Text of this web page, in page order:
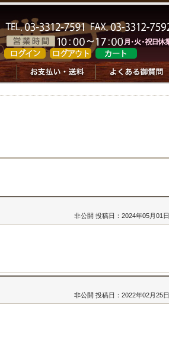
非公開 投稿日：2024年05月01日
非公開 投稿日：2022年02月25日